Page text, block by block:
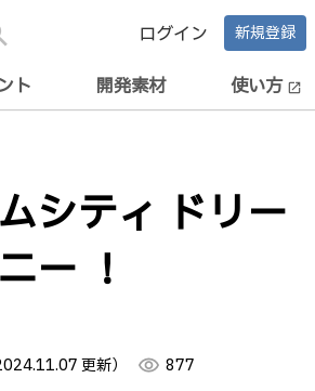
ログイン 新規登録
ト 開発素材 使い方 open_in_new
シティ ドリー
ー ！
更新） visibility 877